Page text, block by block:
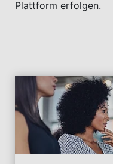
Plattform erfolgen.